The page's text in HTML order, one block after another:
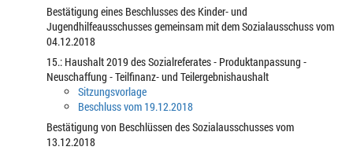
Bestätigung eines Beschlusses des Kinder- und
Jugendhilfeausschusses gemeinsam mit dem Sozialausschuss vom
04.12.2018
15.: Haushalt 2019 des Sozialreferates - Produktanpassung -
Neuschaffung - Teilfinanz- und Teilergebnishaushalt
Sitzungsvorlage
Beschluss vom 19.12.2018
Bestätigung von Beschlüssen des Sozialausschusses vom
13.12.2018